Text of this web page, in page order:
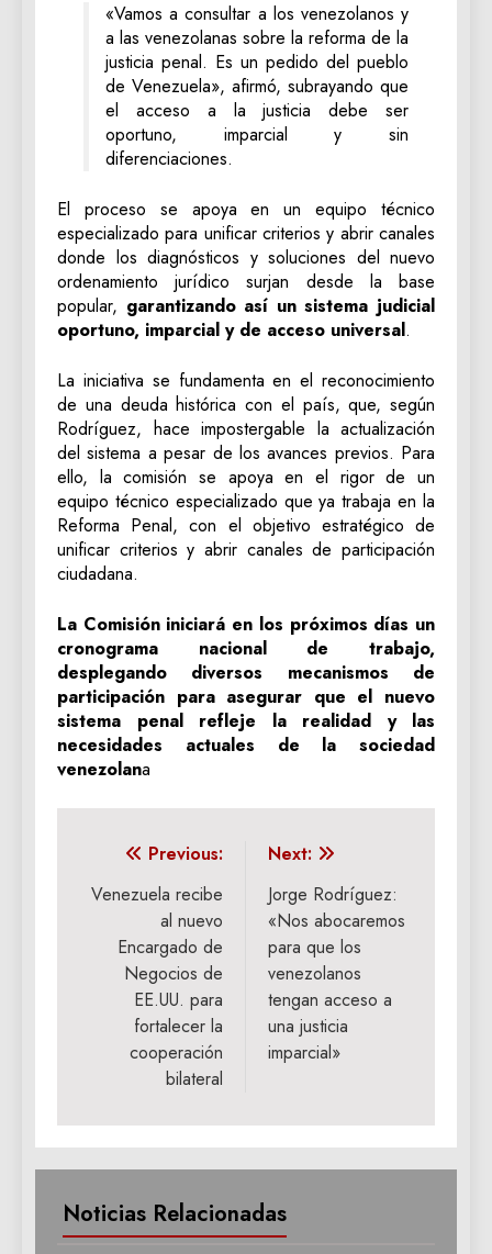
«Vamos a consultar a los venezolanos y
a las venezolanas sobre la reforma de la
justicia penal. Es un pedido del pueblo
de Venezuela», afirmó, subrayando que
el acceso a la justicia debe ser
oportuno, imparcial y sin
diferenciaciones.
El proceso se apoya en un equipo técnico
especializado para unificar criterios y abrir canales
donde los diagnósticos y soluciones del nuevo
ordenamiento jurídico surjan desde la base
popular, garantizando así un sistema judicial
oportuno, imparcial y de acceso universal.
La iniciativa se fundamenta en el reconocimiento
de una deuda histórica con el país, que, según
Rodríguez, hace impostergable la actualización
del sistema a pesar de los avances previos. Para
ello, la comisión se apoya en el rigor de un
equipo técnico especializado que ya trabaja en la
Reforma Penal, con el objetivo estratégico de
unificar criterios y abrir canales de participación
ciudadana.
La Comisión iniciará en los próximos días un
cronograma nacional de trabajo,
desplegando diversos mecanismos de
participación para asegurar que el nuevo
sistema penal refleje la realidad y las
necesidades actuales de la sociedad
venezolana
Navegación
de
entradas
Previous:
Venezuela recibe
al nuevo
Encargado de
Negocios de
EE.UU. para
fortalecer la
cooperación
bilateral
Next:
Jorge Rodríguez:
«Nos abocaremos
para que los
venezolanos
tengan acceso a
una justicia
imparcial»
Noticias Relacionadas